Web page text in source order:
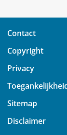
Contact
Copyright
Privacy
Sitemap
Disclaimer